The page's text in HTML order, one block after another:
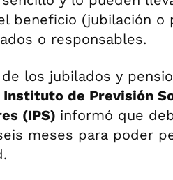
beneficio (jubilación o
o responsables.
los jubilados y
Instituto de Previsión
(IPS) informó que
meses para poder